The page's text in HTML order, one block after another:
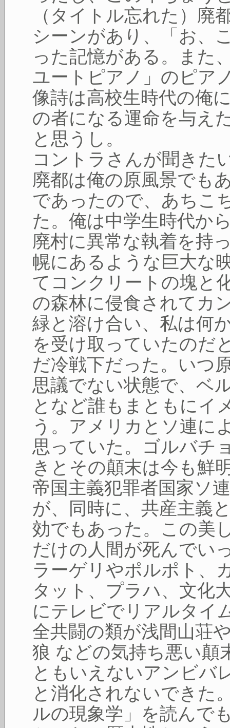
（タイトル忘れた）廃
シーンがあり、「お、
った記憶がある。また
ユートピアノ」のピア
像詩は高校生時代の俺
の者になる運命を与え
と思うし。
コントラさんが聞きた
廃都は俺の原風景でも
であったので、あちこ
た。俺は中学生時代か
廃村に異常な執着を持
幌にあるような巨大な
てコンクリートの塊と
の森林に侵食されてカ
緑と溶け合い、私は何
を受け取っていたのだ
だ冷戦下だった。いつ
思議でない状態で、ベ
となど誰もまともにイ
う。アメリカとソ連に
思っていた。ゴルバチ
きとその顛末は今も鮮
帝国主義犯罪者国家ソ
が、同時に、共産主義
効でもあった。この美
だけの人間が死んでい
ラーゲリやポルポト、
タット、プラハ、文化
にテレビでリアルタイ
全共闘の類が浅間山荘
狼 などの気持ち悪い顛
ともいえないアンビバ
と消化されないできた
ルの現象学」を読んで